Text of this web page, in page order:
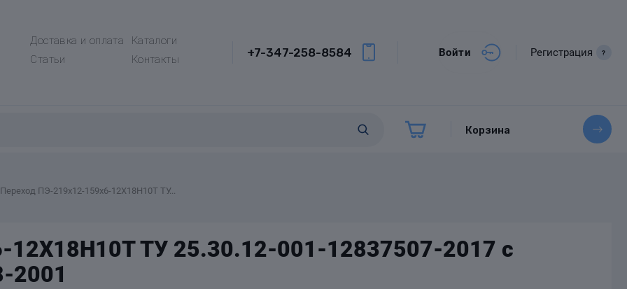
Доставка и оплата
Каталоги
Статьи Контакты
+7-347-258-8584 Войти Регистрация ?
Корзина
Переход ПЭ-219х12-159х6-12Х18Н10Т ТУ...
12Х18Н10Т ТУ 25.30.12-001-12837507-2017 с
2001